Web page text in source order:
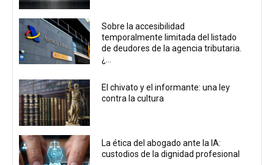
Sobre la accesibilidad
temporalmente limitada del listado
de deudores de la agencia tributaria.
¿...
El chivato y el informante: una ley
contra la cultura
La ética del abogado ante la IA:
custodios de la dignidad profesional